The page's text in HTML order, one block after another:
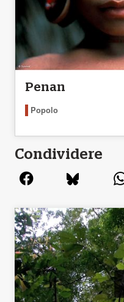
Penan
Popolo
Condividere